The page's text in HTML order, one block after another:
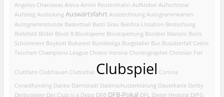
Angelos Charisteas Areva Armin Reutershahn Aufkleber Aufsichtsrat
Aufstieg Auslosung Auswärtsfahrt Auszeichnung Autogrammkarten
Autogrammstunde Basketball Basti Grau Benfica Lissabon Bestechung
Bielefeld Bilder Block 8 Blocksperre Blocksperrung Bomber Manolo Boris
Schommers Boykott Bukarest Bundesliga Burgstaller Bus Busüberfall Cedric
Teuchert Champions League Chievo Verona Choreographie Christian Fiel
Clubfans Clubfrauen Clubschal Clubspiel Corona
Crowdfunding Danke Darmstadt Datenschutzerklärung Dauerkarte Derby
Derbysieger Der Club is a Depp DFB DFB-Pokal DFL Dieter Hecking DIPG